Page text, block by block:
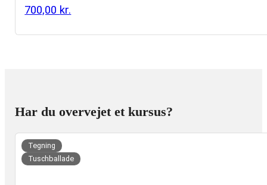
700,00 kr.
Har du overvejet et kursus?
Tegning
Tuschballade